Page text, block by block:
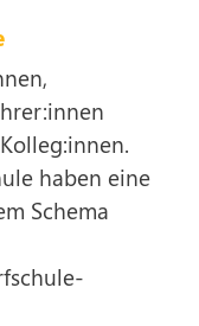
haben eine
Schema